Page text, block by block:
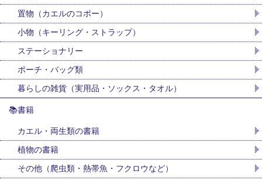
置物（カエルのコポー）
小物（キーリング・ストラップ）
ステーショナリー
ポーチ・バッグ類
暮らしの雑貨（実用品・ソックス・タオル）
📚書籍
カエル・両生類の書籍
植物の書籍
その他（爬虫類・熱帯魚・フクロウなど）